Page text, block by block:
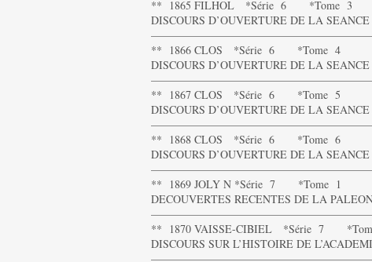
** 1865 FILHOL *Série 6 *Tome 3
DISCOURS D’OUVERTURE DE LA
** 1866 CLOS *Série 6 *Tome 4
DISCOURS D’OUVERTURE DE LA
** 1867 CLOS *Série 6 *Tome 5
DISCOURS D’OUVERTURE DE LA
** 1868 CLOS *Série 6 *Tome 6
DISCOURS D’OUVERTURE DE LA
** 1869 JOLY N *Série 7 *Tome 1
DECOUVERTES RECENTES DE LA
** 1870 VAISSE-CIBIEL *Série 7
DISCOURS SUR L’HISTOIRE DE